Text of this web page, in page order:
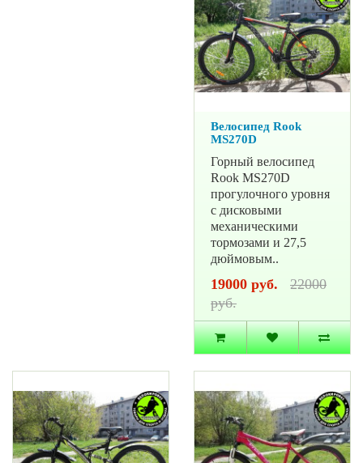
Велосипед Rook
MS270D
Горный велосипед
Rook MS270D
прогулочного уровня
с дисковыми
механическими
тормозами и 27,5
дюймовым..
19000 руб.
22000
руб.